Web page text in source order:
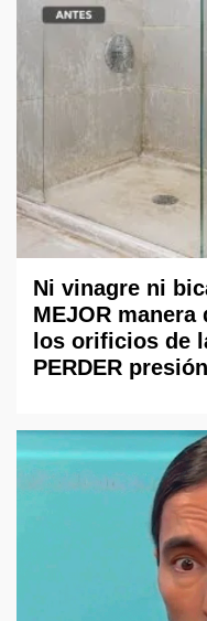
Ni vinagre ni
MEJOR
los orificios de
PERDER presión